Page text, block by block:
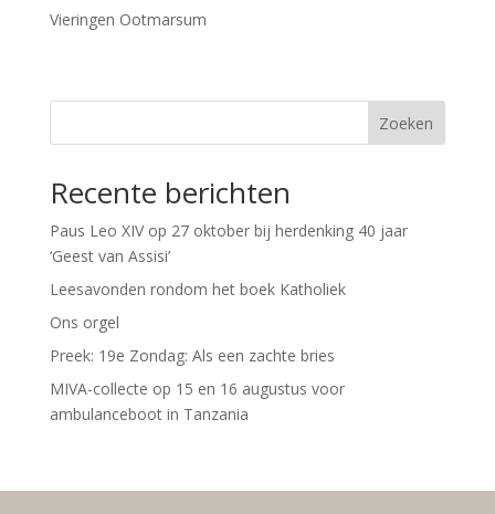
Vieringen Ootmarsum
Zoeken
Recente berichten
Paus Leo XIV op 27 oktober bij herdenking 40 jaar
‘Geest van Assisi’
Leesavonden rondom het boek Katholiek
Ons orgel
Preek: 19e Zondag: Als een zachte bries
MIVA-collecte op 15 en 16 augustus voor
ambulanceboot in Tanzania